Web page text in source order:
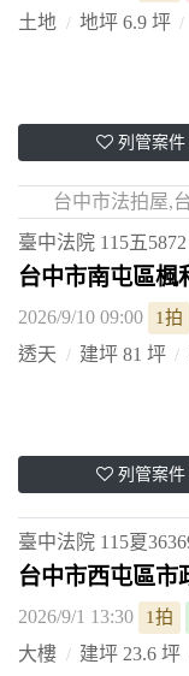
土地 地坪 6.9 坪
列管案件
台中市法拍屋,
臺中法院 115五5872
台中市南屯區楓
2026/9/10 09:00 1拍
透天 建坪 81 坪
列管案件
臺中法院 115夏
台中市西屯區市
2026/9/1 13:30 1拍
大樓 建坪 23.6 坪